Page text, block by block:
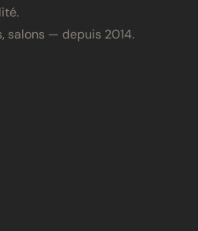
salons — depuis 2014.